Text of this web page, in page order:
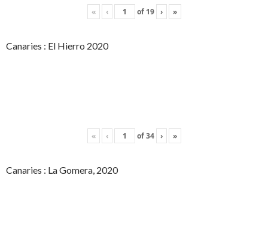
« ‹ of 19 › »
Canaries : El Hierro 2020
« ‹ of34 › »
Canaries : La Gomera, 2020